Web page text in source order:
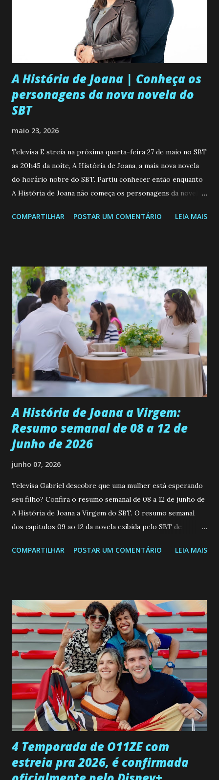
A História de Joana | Conheça os
personagens da nova novela do
SBT
maio 23, 2026
Televisa E streia na próxima quarta-feira 27 de maio no SBT
as 20h45 da noite, A História de Joana, a mais nova novela
do horário nobre do SBT. Partiu conhecer então enquanto
A História de Joana não começa os personagens da novela?
de 25/05/26 a 31/05/26 JOANA GUADALUPE (Camila
permanecer virgem até encontrar o homem que realmente
ama, o que não é fácil, já que dedica todas as suas energias a
se aprimorar, trabalhando, estudando e se orgulhando de
ser a primeira mulher da família a ingressar na
universidade. Ela tem uma personalidade muito alegre, é
muito madura para a idade, determinada, criativa e
empática. Detesta injustiças e é uma ótima amiga. Pode ser
teimosa e muito persistente quando decide fazer algo.
Durante um exame ginecológico, ela é inseminada por eng...
COMPARTILHAR POSTAR UM COMENTÁRIO LEIA MAIS
A História de Joana a Virgem:
Resumo semanal de 08 a 12 de
Junho de 2026
junho 07, 2026
Televisa Gabriel descobre que uma mulher está esperando
seu filho? Confira o resumo semanal de 08 a 12 de junho de
A História de Joana a Virgem do SBT. O resumo semanal
dos capitulos 09 ao 12 da novela exibida pelo SBT de
a Programação Semanal do SBT de 08/06/26 a 14/06/26
confessa a Gabriel que ele demonstrou ser o tipo de
pessoa que ela tanto desejou durante toda a vida. Camila
entra no quarto de Gabriel e imagina como seria o
encontro deles, quando conseguir seduzi-lo. Manuel avisa a
Paula sobre a suposta infidelidade de Gabriel com Joana.
Rogerio consegue se livrar de todas as suspeitas pelo
desaparecimento de Francisco, apontando que ele poderia
ter sido vítima da fúria de Gabriel. Artur informa a Gabriel
que a clínica inseminou por engano outra paciente, que está
...
COMPARTILHAR POSTAR UM COMENTÁRIO LEIA MAIS
4 Temporada de O11ZE com
estreia pra 2026, é confirmada